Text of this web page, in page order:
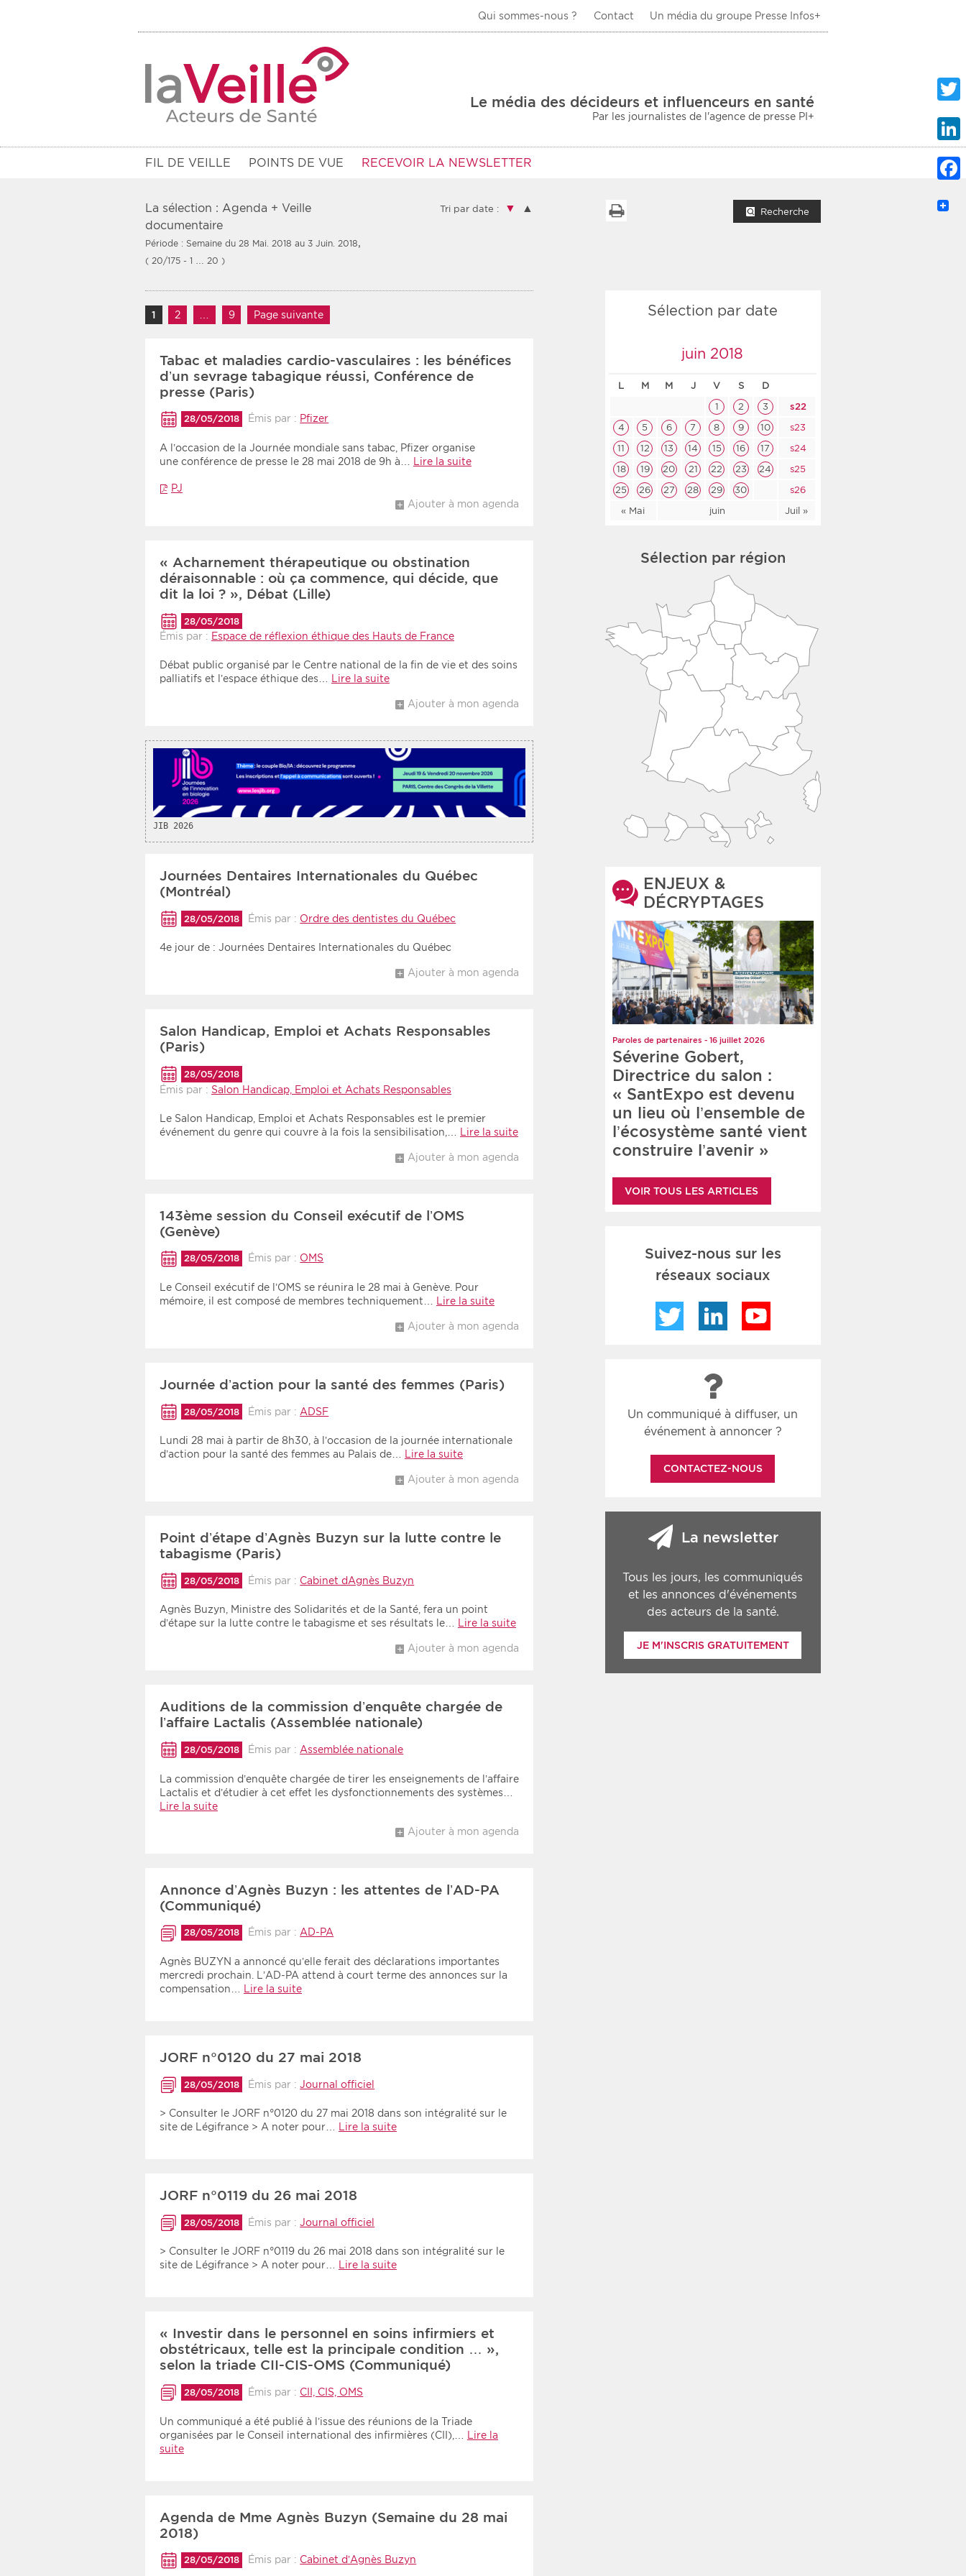
Qui sommes-nous ? Contact Un média du groupe Presse Infos+
Le média des décideurs et influenceurs en santé
Par les journalistes de l'agence de presse PI+
FIL DE VEILLE POINTS DE VUE RECEVOIR LA NEWSLETTER
Filtres
Communiqués des 10 derniers jours Sanitaire
Zone géographique
Choisir une zone Chronologique
Inversé
La sélection : Agenda + Veille
documentaire
Période : Semaine du 28 Mai. 2018 au 3 Juin. 2018,
( 20/175 - 1 … 20 )
Tri par date : ▼ ▲ Recherche
Navigation des articles
Page
1 Page
2 Page
9 Page suivante
Tabac et maladies cardio-vasculaires : les bénéfices
d’un sevrage tabagique réussi, Conférence de
presse (Paris)
28/05/2018 Émis par : Pfizer
A l’occasion de la Journée mondiale sans tabac, Pfizer organise
une conférence de presse le 28 mai 2018 de 9h à…
Lire la suite
PJ
Ajouter à mon agenda
« Acharnement thérapeutique ou obstination
déraisonnable : où ça commence, qui décide, que
dit la loi ? », Débat (Lille)
28/05/2018
Émis par : Espace de réflexion éthique des Hauts de France
Débat public organisé par le Centre national de la fin de vie et des soins
palliatifs et l’espace éthique des… Lire la suite
Ajouter à mon agenda
JIB 2026
Journées Dentaires Internationales du Québec
(Montréal)
28/05/2018 Émis par : Ordre des dentistes du Québec
4e jour de : Journées Dentaires Internationales du Québec
Ajouter à mon agenda
Salon Handicap, Emploi et Achats Responsables
(Paris)
28/05/2018
Émis par : Salon Handicap, Emploi et Achats Responsables
Le Salon Handicap, Emploi et Achats Responsables est le premier
événement du genre qui couvre à la fois la sensibilisation,…
Lire la suite
Ajouter à mon agenda
143ème session du Conseil exécutif de l’OMS
(Genève)
28/05/2018 Émis par : OMS
Le Conseil exécutif de l’OMS se réunira le 28 mai à Genève. Pour
mémoire, il est composé de membres techniquement…
Lire la suite
Ajouter à mon agenda
Journée d’action pour la santé des femmes (Paris)
28/05/2018 Émis par : ADSF
Lundi 28 mai à partir de 8h30, à l’occasion de la journée internationale
d’action pour la santé des femmes au Palais de…
Lire la suite
Ajouter à mon agenda
Point d’étape d’Agnès Buzyn sur la lutte contre le
tabagisme (Paris)
28/05/2018 Émis par : Cabinet dAgnès Buzyn
Agnès Buzyn, Ministre des Solidarités et de la Santé, fera un point
d’étape sur la lutte contre le tabagisme et ses résultats le… Lire la suite
Ajouter à mon agenda
Auditions de la commission d’enquête chargée de
l’affaire Lactalis (Assemblée nationale)
28/05/2018 Émis par : Assemblée nationale
La commission d’enquête chargée de tirer les enseignements de l’affaire
Lactalis et d’étudier à cet effet les dysfonctionnements des systèmes…
Lire la suite
Ajouter à mon agenda
Annonce d’Agnès Buzyn : les attentes de l’AD-PA
(Communiqué)
28/05/2018 Émis par :AD-PA
Agnès BUZYN a annoncé qu’elle ferait des déclarations importantes
mercredi prochain. L’AD-PA attend à court terme des annonces sur la
compensation…
Lire la suite
JORF n°0120 du 27 mai 2018
28/05/2018 Émis par :Journal officiel
> Consulter le JORF n°0120 du 27 mai 2018 dans son intégralité sur le
site de Légifrance > A noter pour…
Lire la suite
JORF n°0119 du 26 mai 2018
28/05/2018 Émis par :Journal officiel
> Consulter le JORF n°0119 du 26 mai 2018 dans son intégralité sur le
site de Légifrance > A noter pour… Lire la suite
« Investir dans le personnel en soins infirmiers et
obstétricaux, telle est la principale condition … »,
selon la triade CII-CIS-OMS (Communiqué)
28/05/2018 Émis par : CII, CIS, OMS
Un communiqué a été publié à l’issue des réunions de la Triade
organisées par le Conseil international des infirmières (CII),…
Lire la
suite
Agenda de Mme Agnès Buzyn (Semaine du 28 mai
2018)
28/05/2018 Émis par : Cabinet d’Agnès Buzyn
Sélection par date
juin 2018
L M M J V S D
« Mai juin Juil »
1 2 3
s22
4
5 6 7 8 9 10
s23
11
12 13 14 15 16 17
s24
18
19 20 21 22 23 24
s25
25
26 27 28 29 30 s26
Sélection par région
ENJEUX &
DÉCRYPTAGES
Paroles de partenaires - 16 juillet 2026
Séverine Gobert,
Directrice du salon :
« SantExpo est devenu
un lieu où l’ensemble de
l’écosystème santé vient
construire l’avenir »
VOIR TOUS LES ARTICLES
Suivez-nous sur les
réseaux sociaux
Twitter LinkedIn
Un communiqué à diffuser, un
événement à annoncer ?
CONTACTEZ-NOUS
La newsletter
Tous les jours, les communiqués
et les annonces d'événements
des acteurs de la santé.
JE M'INSCRIS GRATUITEMENT